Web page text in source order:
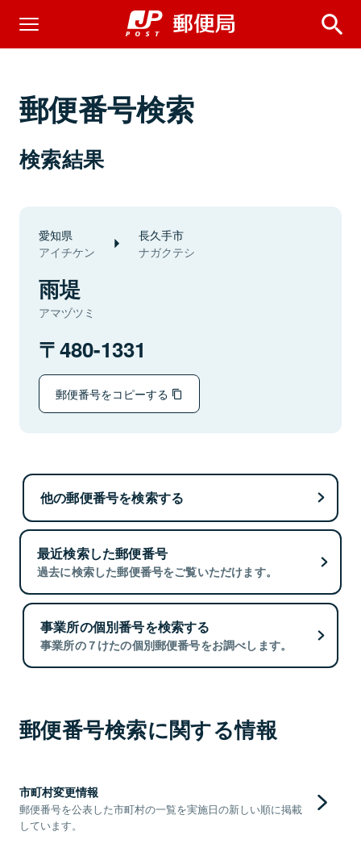
郵便番号検索
検索結果
愛知県
アイチケン
長久手市
ナガクテシ
雨堤
アマヅツミ
480-1331
郵便番号をコピーする
他の郵便番号を検索する
最近検索した郵便番号
過去に検索した郵便番号をご覧いただけます。
事業所の個別番号を検索する
事業所の７けたの個別郵便番号をお調べします。
郵便番号検索に関する情報
市町村変更情報
郵便番号を公表した市町村の一覧を実施日の新しい順に掲載
しています。